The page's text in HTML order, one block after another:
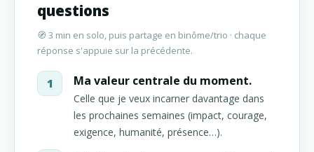
questions
🧭 3 min en solo, puis partage en binôme/trio · chaque
réponse s'appuie sur la précédente.
Ma valeur centrale du moment.
Celle que je veux incarner davantage dans
les prochaines semaines (impact, courage,
exigence, humanité, présence…).